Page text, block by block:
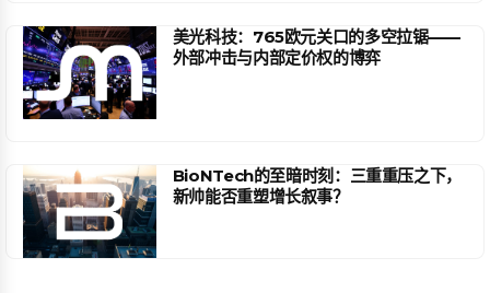
美光科技：765欧元关口的多空拉锯——
外部冲击与内部定价权的博弈
BioNTech的至暗时刻：三重重压之下，
新帅能否重塑增长叙事？